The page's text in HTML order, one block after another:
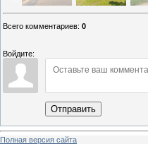
Всего комментариев: 0
Войдите:
Отправить
Полная версия сайта